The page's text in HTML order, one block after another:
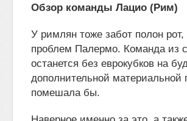
Обзор команды Лацио (Рим)
У римлян тоже забот полон
проблем Палермо. Команда из
останется без еврокубков на
дополнительной
помешала бы.